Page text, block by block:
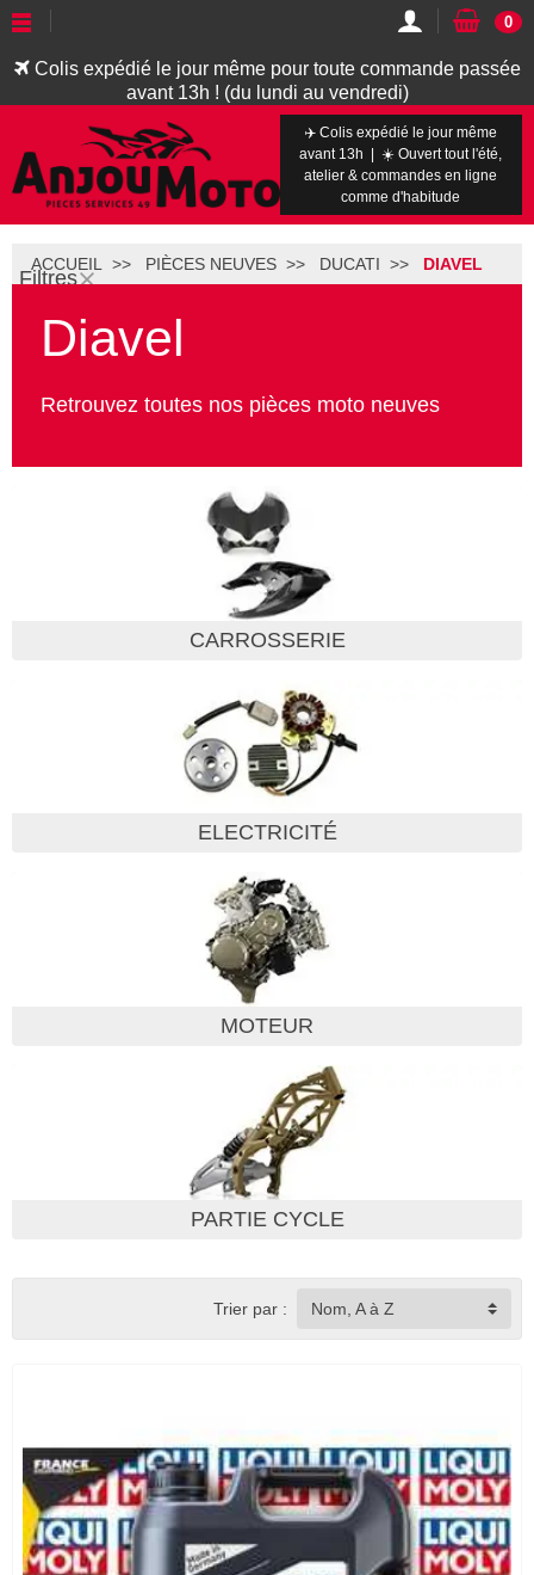
Colis expédié le jour même pour toute commande passée
avant 13h ! (du lundi au vendredi)
0
✈️ Colis expédié le jour même
avant 13h | ☀️ Ouvert tout l'été,
atelier & commandes en ligne
comme d'habitude
Filtres
ACCUEIL PIÈCES NEUVES DUCATI DIAVEL
Diavel
Retrouvez toutes nos pièces moto neuves
CARROSSERIE
ELECTRICITÉ
MOTEUR
PARTIE CYCLE
Trier par : Nom, A à Z